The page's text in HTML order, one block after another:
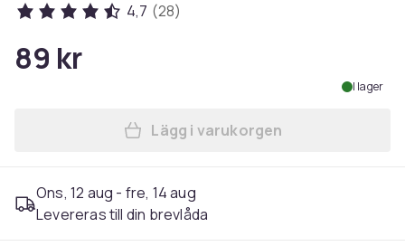
4,7 (28)
89 kr
I lager
Lägg till Drömfångare med
Lägg i varukorgen
Ons, 12 aug - fre, 14 aug
Levereras till din brevlåda